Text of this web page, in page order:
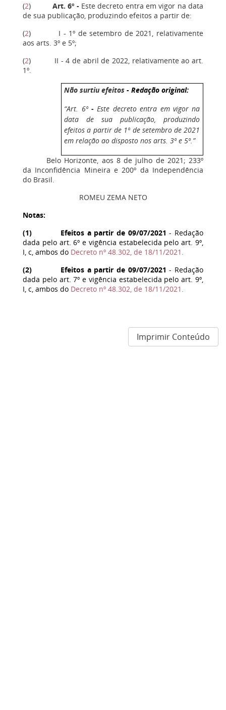
(2) Art. 6º - Este decreto entra em vigor na data
de sua publicação, produzindo efeitos a partir de:
(2)
I - 1º de setembro de 2021, relativamente
aos arts. 3º e 5º;
(2)
II - 4 de abril de 2022, relativamente ao art.
1º.
Não surtiu efeitos- Redação original:
“Art. 6º- Este decreto entra em vigor na
data de sua publicação, produzindo
efeitos a partir de 1º de setembro de 2021
em relação ao disposto nos arts. 3º e 5º.”
Belo Horizonte, aos 8 de julho de 2021; 233º
da Inconfidência Mineira e 200º da Independência
do Brasil.
ROMEU ZEMA NETO
Notas:
(1) Efeitos a partir de 09/07/2021 - Redação
dada pelo art. 6º e vigência estabelecida pelo art. 9º,
I, c, ambos do Decreto nº 48.302, de 18/11/2021
(2) Efeitos a partir de 09/07/2021 - Redação
dada pelo art. 7º e vigência estabelecida pelo art. 9º,
I, c, ambos do Decreto nº 48.302, de 18/11/2021
Imprimir Conteúdo